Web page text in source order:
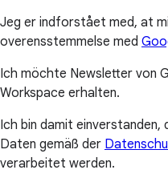
Jeg er indforstået med, at
overensstemmelse med
Ich möchte Newsletter von
Workspace erhalten.
Ich bin damit einverstanden,
Daten gemäß der
verarbeitet werden.